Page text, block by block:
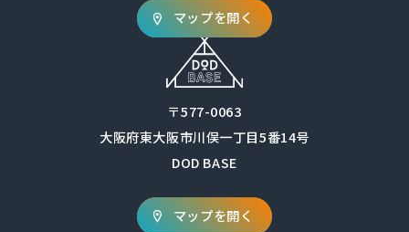
マップを開く
〒577-0063
大阪府東大阪市川俣一丁目5番14号
DOD BASE
マップを開く